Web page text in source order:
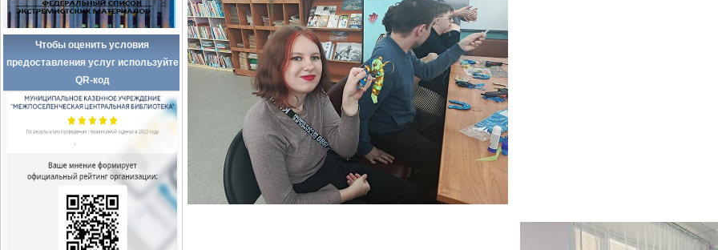
Чтобы оценить условия
предоставления услуг используйте
QR-код